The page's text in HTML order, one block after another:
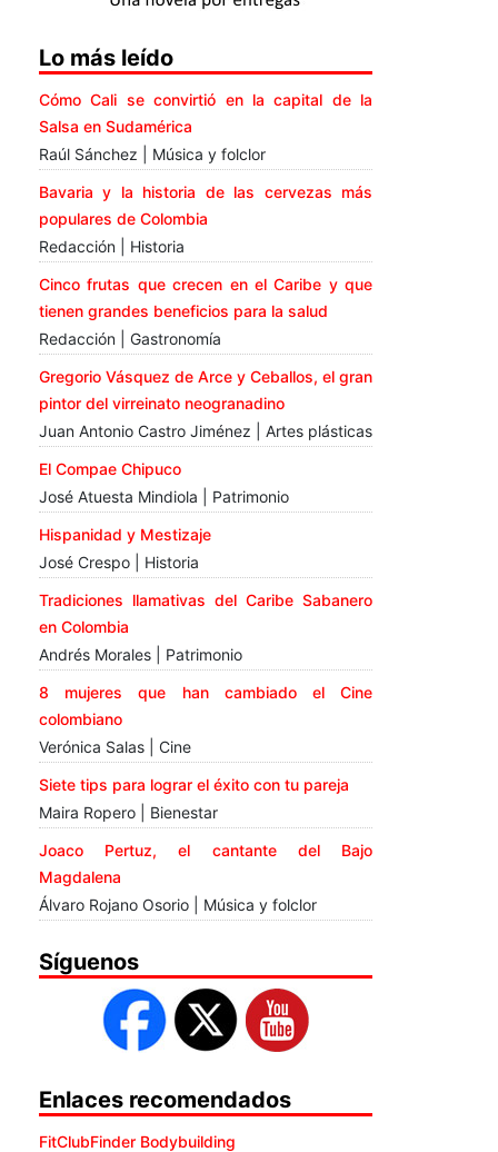
Lo más leído
Cómo Cali se convirtió en la capital de la
Salsa en Sudamérica
Raúl Sánchez | Música y folclor
Bavaria y la historia de las cervezas más
populares de Colombia
Redacción | Historia
Cinco frutas que crecen en el Caribe y que
tienen grandes beneficios para la salud
Redacción | Gastronomía
Gregorio Vásquez de Arce y Ceballos, el gran
pintor del virreinato neogranadino
Juan Antonio Castro Jiménez | Artes plásticas
El Compae Chipuco
José Atuesta Mindiola | Patrimonio
Hispanidad y Mestizaje
José Crespo | Historia
Tradiciones llamativas del Caribe Sabanero
en Colombia
Andrés Morales | Patrimonio
8 mujeres que han cambiado el Cine
colombiano
Verónica Salas | Cine
Siete tips para lograr el éxito con tu pareja
Maira Ropero | Bienestar
Joaco Pertuz, el cantante del Bajo
Magdalena
Álvaro Rojano Osorio | Música y folclor
Síguenos
Enlaces recomendados
FitClubFinder Bodybuilding